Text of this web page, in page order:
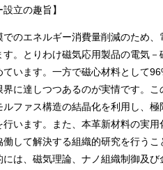
設立の趣旨】
のエネルギー消費量削減のため
す。とりわけ磁気応用製品の電気
ています。一方で磁心材料として
界に達しつつあるのが実情です。
ルファス構造の結晶化を利用し、
行います。また、本革新材料の実
働して解決する組織的研究を行う
には、磁気理論、ナノ組織制御及